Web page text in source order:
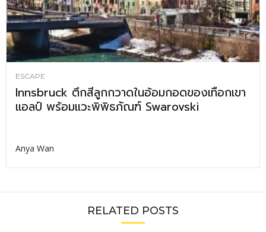
ESCAPE
Innsbruck ตึกสีลูกกวาดในอ้อมกอดของเทือกเขา
แอลป์ พร้อมแวะพิพิธภัณฑ์ Swarovski
Anya Wan
RELATED POSTS